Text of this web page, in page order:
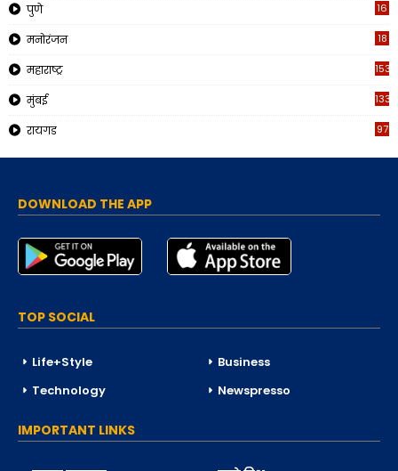
पुणे 16
मनोरंजन 18
महाराष्ट्र 153
मुंबई 133
रायगड 97
DOWNLOAD THE APP
TOP SOCIAL
Life+Style
Business
Technology
Newspresso
IMPORTANT LINKS